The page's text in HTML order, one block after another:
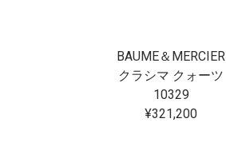
BAUME＆MERCIER
クラシマ クォーツ
10329
¥321,200